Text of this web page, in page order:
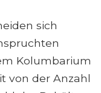
sich
Kolumbarium
von der Anzahl